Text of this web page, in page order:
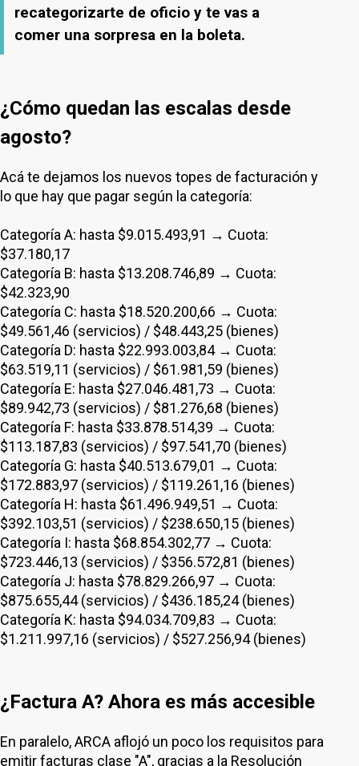
recategorizarte de oficio y te vas a
comer una sorpresa en la boleta.
¿Cómo quedan las escalas desde
agosto?
Acá te dejamos los nuevos topes de facturación y
lo que hay que pagar según la categoría:
Categoría A: hasta $9.015.493,91 → Cuota:
$37.180,17
Categoría B: hasta $13.208.746,89 → Cuota:
$42.323,90
Categoría C: hasta $18.520.200,66 → Cuota:
$49.561,46 (servicios) / $48.443,25 (bienes)
Categoría D: hasta $22.993.003,84 → Cuota:
$63.519,11 (servicios) / $61.981,59 (bienes)
Categoría E: hasta $27.046.481,73 → Cuota:
$89.942,73 (servicios) / $81.276,68 (bienes)
Categoría F: hasta $33.878.514,39 → Cuota:
$113.187,83 (servicios) / $97.541,70 (bienes)
Categoría G: hasta $40.513.679,01 → Cuota:
$172.883,97 (servicios) / $119.261,16 (bienes)
Categoría H: hasta $61.496.949,51 → Cuota:
$392.103,51 (servicios) / $238.650,15 (bienes)
Categoría I: hasta $68.854.302,77 → Cuota:
$723.446,13 (servicios) / $356.572,81 (bienes)
Categoría J: hasta $78.829.266,97 → Cuota:
$875.655,44 (servicios) / $436.185,24 (bienes)
Categoría K: hasta $94.034.709,83 → Cuota:
$1.211.997,16 (servicios) / $527.256,94 (bienes)
¿Factura A? Ahora es más accesible
En paralelo, ARCA aflojó un poco los requisitos para
emitir facturas clase "A", gracias a la Resolución